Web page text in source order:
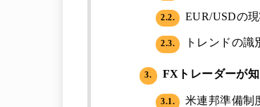
2.2. EUR/USDの
2.3. トレンドの識
3. FXトレーダーが
3.1. 米連邦準備制